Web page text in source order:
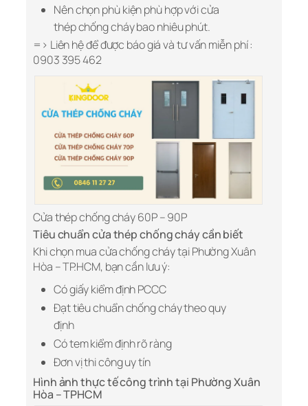
Nên chọn phù kiện phù hợp với cửa
thép chống cháy bao nhiêu phút.
=> Liên hệ để được báo giá và tư vấn miễn phí :
0903 395 462
Cửa thép chống cháy 60P – 90P
Tiêu chuẩn cửa thép chống cháy cần biết
Khi chọn mua cửa chống cháy tại Phường Xuân
Hòa – TP.HCM, bạn cần lưu ý:
Có giấy kiểm định PCCC
Đạt tiêu chuẩn chống cháy theo quy
định
Có tem kiểm định rõ ràng
Đơn vị thi công uy tín
Hình ảnh thực tế công trình tại Phường Xuân
Hòa – TPHCM